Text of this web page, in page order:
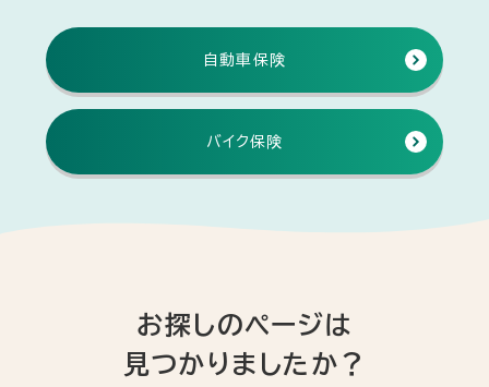
自動車保険
バイク保険
お探しのページは
見つかりましたか？